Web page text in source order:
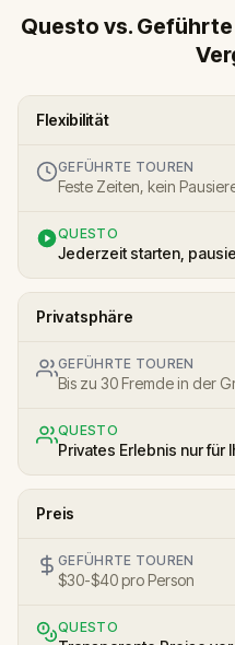
Questo vs.
Flexibilität
GEFÜHRTE TOUREN
Feste Zeiten, kein
QUESTO
Jederzeit starten,
Privatsphäre
GEFÜHRTE TOUREN
Bis zu 30 Fremde in der
QUESTO
Privates Erlebnis nur für
Preis
GEFÜHRTE TOUREN
$30-$40 pro Person
QUESTO